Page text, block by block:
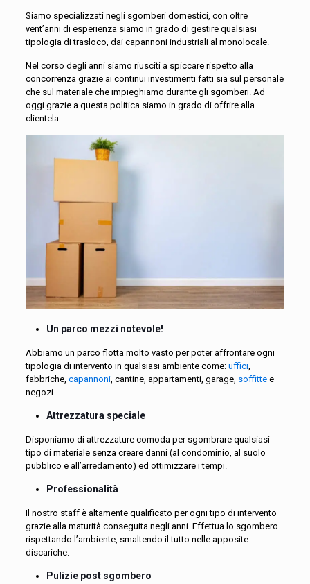
Siamo specializzati negli sgomberi domestici, con oltre
vent’anni di esperienza siamo in grado di gestire qualsiasi
tipologia di trasloco, dai capannoni industriali al monolocale.
Nel corso degli anni siamo riusciti a spiccare rispetto alla
concorrenza grazie ai continui investimenti fatti sia sul personale
che sul materiale che impieghiamo durante gli sgomberi. Ad
oggi grazie a questa politica siamo in grado di offrire alla
clientela:
Un parco mezzi notevole!
Abbiamo un parco flotta molto vasto per poter affrontare ogni
tipologia di intervento in qualsiasi ambiente come: uffici,
fabbriche, capannoni, cantine, appartamenti, garage, soffittee
negozi.
Attrezzatura speciale
Disponiamo di attrezzature comoda per sgombrare qualsiasi
tipo di materiale senza creare danni (al condominio, al suolo
pubblico e all’arredamento) ed ottimizzare i tempi.
Professionalità
Il nostro staff è altamente qualificato per ogni tipo di intervento
grazie alla maturità conseguita negli anni. Effettua lo sgombero
rispettando l’ambiente, smaltendo il tutto nelle apposite
discariche.
Pulizie post sgombero